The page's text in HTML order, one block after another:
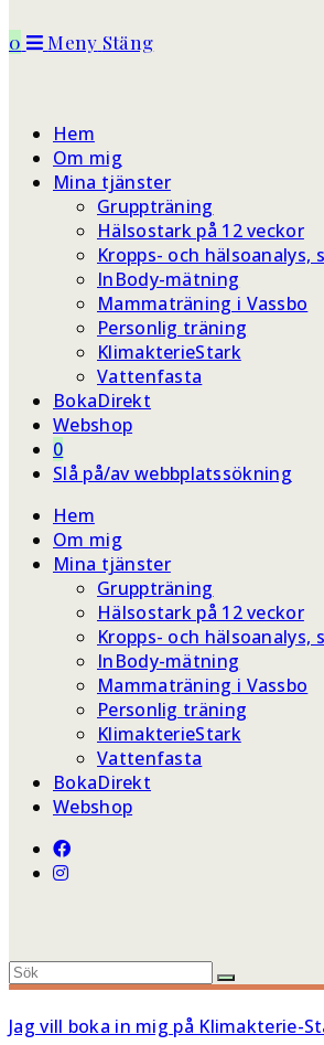
0 Meny Stäng
Hem
Om mig
Mina tjänster
Gruppträning
Hälsostark på 12 veckor
Kropps- och hälsoanalys,
InBody-mätning
Mammaträning i Vassbo
Personlig träning
KlimakterieStark
Vattenfasta
BokaDirekt
Webshop
0
Slå på/av webbplatssökning
Hem
Om mig
Mina tjänster
Gruppträning
Hälsostark på 12 veckor
Kropps- och hälsoanalys,
InBody-mätning
Mammaträning i Vassbo
Personlig träning
KlimakterieStark
Vattenfasta
BokaDirekt
Webshop
Jag vill boka in mig på Klimakterie-